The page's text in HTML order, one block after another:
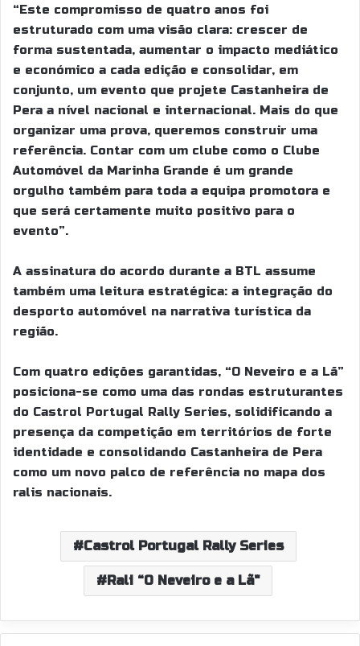
“Este compromisso de quatro anos foi
estruturado com uma visão clara: crescer de
forma sustentada, aumentar o impacto mediático
e económico a cada edição e consolidar, em
conjunto, um evento que projete Castanheira de
Pera a nível nacional e internacional. Mais do que
organizar uma prova, queremos construir uma
referência. Contar com um clube como o Clube
Automóvel da Marinha Grande é um grande
orgulho também para toda a equipa promotora e
que será certamente muito positivo para o
evento”.
A assinatura do acordo durante a BTL assume
também uma leitura estratégica: a integração do
desporto automóvel na narrativa turística da
região.
Com quatro edições garantidas, “O Neveiro e a Lã”
posiciona-se como uma das rondas estruturantes
do Castrol Portugal Rally Series, solidificando a
presença da competição em territórios de forte
identidade e consolidando Castanheira de Pera
como um novo palco de referência no mapa dos
ralis nacionais.
Castrol Portugal Rally Series
Rali “O Neveiro e a Lã"